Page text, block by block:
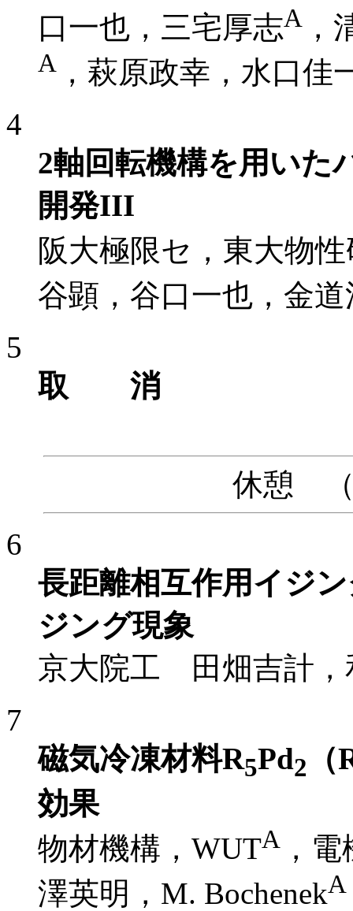
口一也，三宅厚志A ，
A ，萩原政幸，水口佳
4
2軸回転機構を用いた
開発III
阪大極限セ，東大物性
谷顕，谷口一也，金道
5
取 消
休憩 （
6
長距離相互作用イジ
ジング現象
京大院工 田畑吉計，
7
磁気冷凍材料R5Pd2
効果
物材機構，WUTA ，
澤英明，M. BochenekA